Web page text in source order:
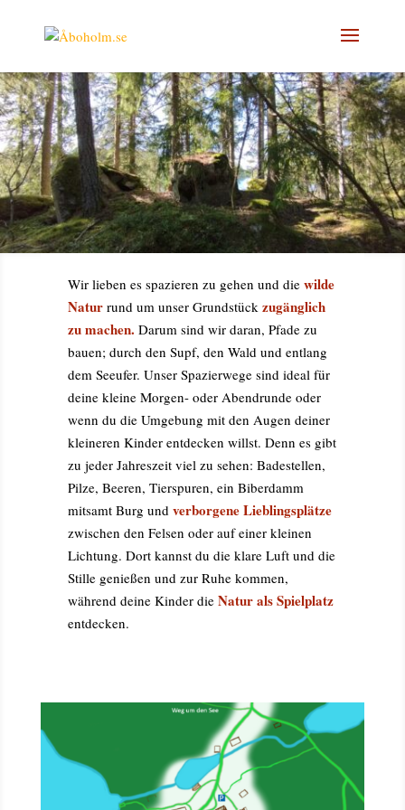
Wir lieben es spazieren zu gehen und die wilde
Naturrund um unser Grundstück zugänglich
zu machen. Darum sind wir daran, Pfade zu
bauen; durch den Supf, den Wald und entlang
dem Seeufer. Unser Spazierwege sind ideal für
deine kleine Morgen- oder Abendrunde oder
wenn du die Umgebung mit den Augen deiner
kleineren Kinder entdecken willst. Denn es gibt
zu jeder Jahreszeit viel zu sehen: Badestellen,
Pilze, Beeren, Tierspuren, ein Biberdamm
mitsamt Burg und verborgene Lieblingsplätze
zwischen den Felsen oder auf einer kleinen
Lichtung. Dort kannst du die klare Luft und die
Stille genießen und zur Ruhe kommen,
während deine Kinder die Natur als Spielplatz
entdecken.